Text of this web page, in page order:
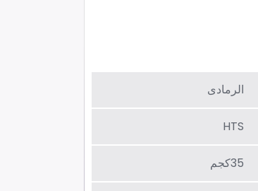
الرمادی
HTS
35كجم